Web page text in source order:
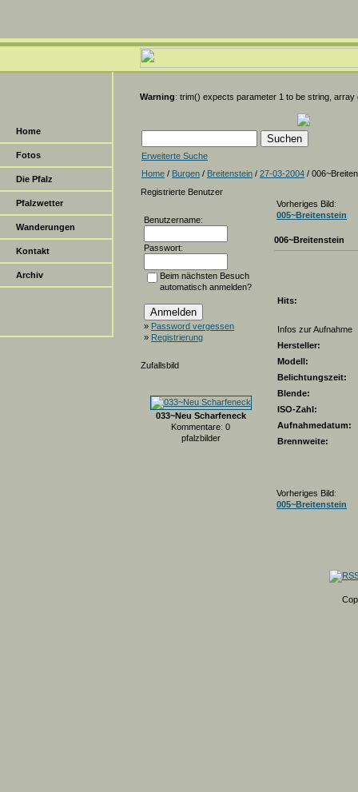
Home
Fotos
Die Pfalz
Pfalzwetter
Wanderungen
Kontakt
Archiv
Warning: trim() expects parameter 1 to be string,
Erweiterte Suche
Home / Burgen / Breitenstein / 27-03-2004 /
Registrierte Benutzer
Benutzername:
Passwort:
Beim nächsten Besuch
automatisch anmelden?
» Password vergessen
» Registrierung
Zufallsbild
033~Neu Scharfeneck
Kommentare: 0
pfalzbilder
Vorheriges Bild:
005~Breitenstein
006~Breitenstein
Hits:
Infos zur Aufnahme
Hersteller:
Modell:
Belichtungszeit:
Blende:
ISO-Zahl:
Aufnahmedatum:
Brennweite:
Vorheriges Bild:
005~Breitenstein